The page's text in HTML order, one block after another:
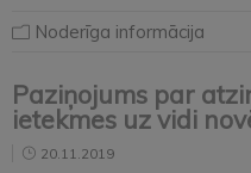
Noderīga informācija
Paziņojums par
ietekmes uz vidi
20.11.2019